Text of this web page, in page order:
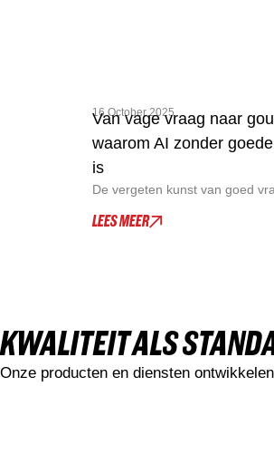
16 October 2025
Van vage vraag naar
waarom AI zonder
is
De vergeten kunst van goed
LEES MEER
KWALITEIT ALS
Onze producten en diensten